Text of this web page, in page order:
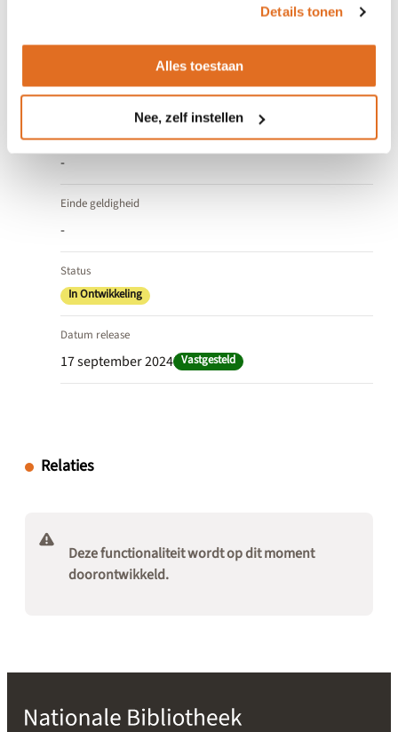
Details tonen
Alles toestaan
Nee, zelf instellen
Major
Ingang geldigheid
-
Einde geldigheid
-
Status
In Ontwikkeling
Datum release
17 september 2024 Vastgesteld
Relaties
Deze functionaliteit wordt op dit moment
doorontwikkeld.